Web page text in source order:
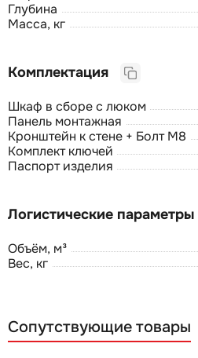
Глубина
Масса, кг
Комплектация
Шкаф в сборе с люком
Панель монтажная
Кронштейн к стене + Болт М8
Комплект ключей
Паспорт изделия
Логистические параметры
Объём, м³
Вес, кг
Сопутствующие товары